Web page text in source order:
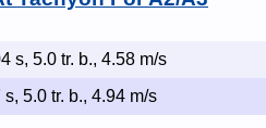
s, 5.0 tr. b., 4.58 m/s
s, 5.0 tr. b., 4.94 m/s